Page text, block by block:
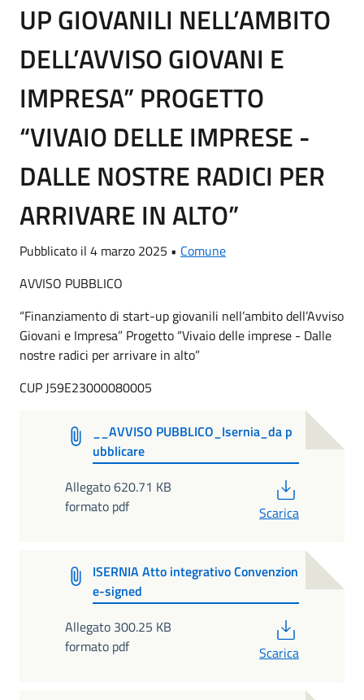
UP GIOVANILI NELL’AMBITO
DELL’AVVISO GIOVANI E
IMPRESA” PROGETTO
“VIVAIO DELLE IMPRESE -
DALLE NOSTRE RADICI PER
ARRIVARE IN ALTO”
Pubblicato il 4 marzo 2025 • Comune
AVVISO PUBBLICO
“Finanziamento di start-up giovanili nell’ambito dell’Avviso
Giovani e Impresa” Progetto “Vivaio delle imprese - Dalle
nostre radici per arrivare in alto”
CUP J59E23000080005
__AVVISO PUBBLICO_Isernia_da p
ubblicare
Allegato 620.71 KB
formato pdf
Scarica
ISERNIA Atto integrativo Convenzion
e-signed
Allegato 300.25 KB
formato pdf
Scarica